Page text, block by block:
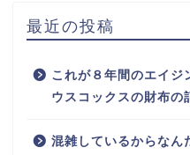
最近の投稿
これが８年間のエイジ
ウスコックスの財布の
混雑しているからなん